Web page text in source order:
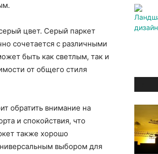
цвет. Серый паркет
сочетается с различными
быть как светлым, так и
от общего стиля
обратить внимание на
и спокойствия, что
также хорошо
выбором для